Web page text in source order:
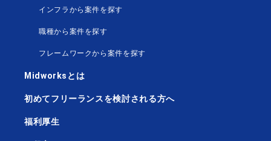
インフラから案件を探す
職種から案件を探す
フレームワークから案件を探す
Midworksとは
初めてフリーランスを検討される方へ
福利厚生